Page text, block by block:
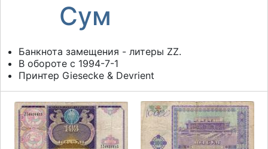
Сум
Банкнота замещения - литеры ZZ.
В обороте с 1994-7-1
Принтер Giesecke & Devrient